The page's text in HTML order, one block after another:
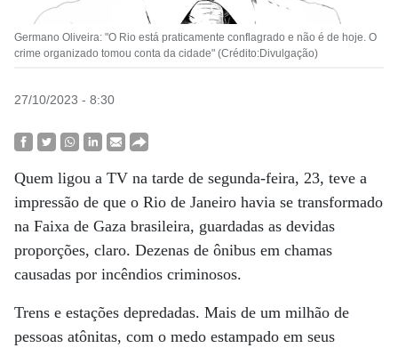
Germano Oliveira: "O Rio está praticamente conflagrado e não é de hoje. O
crime organizado tomou conta da cidade" (Crédito:Divulgação)
27/10/2023 - 8:30
Quem ligou a TV na tarde de segunda-feira, 23, teve a
impressão de que o Rio de Janeiro havia se transformado
na Faixa de Gaza brasileira, guardadas as devidas
proporções, claro. Dezenas de ônibus em chamas
causadas por incêndios criminosos.
Trens e estações depredadas. Mais de um milhão de
pessoas atônitas, com o medo estampado em seus